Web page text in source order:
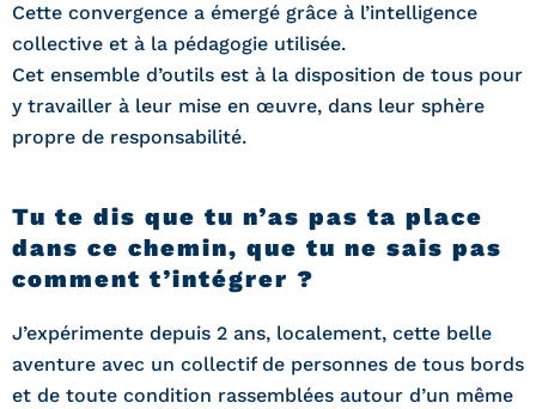
Cette convergence a émergé grâce à l’intelligence
collective et à la pédagogie utilisée.
Cet ensemble d’outils est à la disposition de tous pour
y travailler à leur mise en œuvre, dans leur sphère
propre de responsabilité.
Tu te dis que tu n’as pas ta place
dans ce chemin, que tu ne sais pas
comment t’intégrer ?
J’expérimente depuis 2 ans, localement, cette belle
aventure avec un collectif de personnes de tous bords
et de toute condition rassemblées autour d’un même